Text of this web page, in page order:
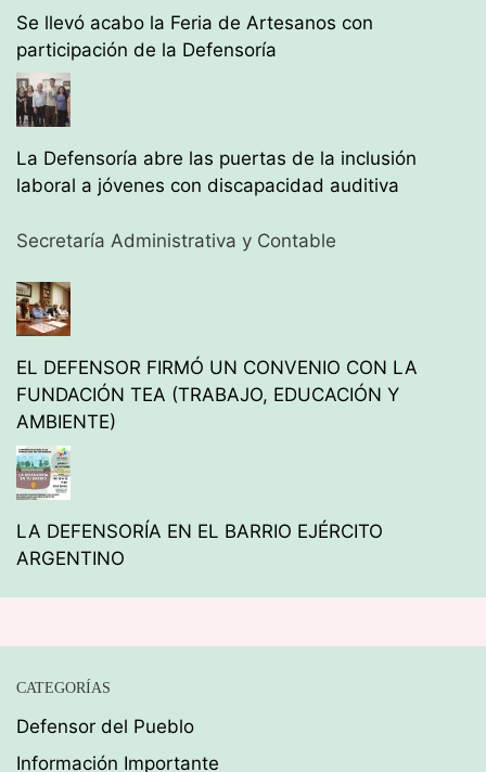
Se llevó acabo la Feria de Artesanos con
participación de la Defensoría
La Defensoría abre las puertas de la inclusión
laboral a jóvenes con discapacidad auditiva
Secretaría Administrativa y Contable
EL DEFENSOR FIRMÓ UN CONVENIO CON LA
FUNDACIÓN TEA (TRABAJO, EDUCACIÓN Y
AMBIENTE)
LA DEFENSORÍA EN EL BARRIO EJÉRCITO
ARGENTINO
CATEGORÍAS
Defensor del Pueblo
Información Importante